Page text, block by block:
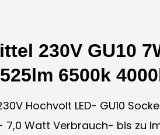
230V GU10
6500k
Hochvolt LED- GU10
Watt Verbrauch- bis zu